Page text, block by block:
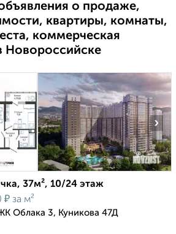
о продаже,
квартиры, комнаты,
коммерческая
Новороссийске
›
37м², 10/24 этаж
₽ за м²
Облака 3, Куникова 47Д